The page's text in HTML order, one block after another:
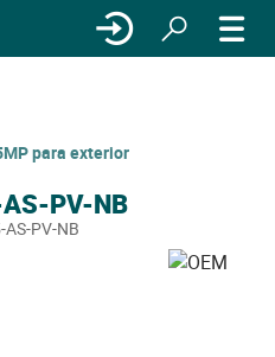
para exterior
PV-NB
AS-PV-NB